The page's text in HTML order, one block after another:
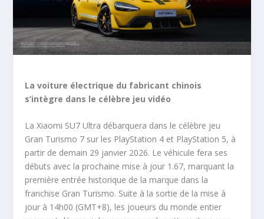
La voiture électrique du fabricant chinois
s’intègre dans le célèbre jeu vidéo
La Xiaomi SU7 Ultra débarquera dans le célèbre jeu
Gran Turismo 7 sur les PlayStation 4 et PlayStation 5, à
partir de demain 29 janvier 2026. Le véhicule fera ses
débuts avec la prochaine mise à jour 1.67, marquant la
première entrée historique de la marque dans la
franchise Gran Turismo. Suite à la sortie de la mise à
jour à 14h00 (GMT+8), les joueurs du monde entier